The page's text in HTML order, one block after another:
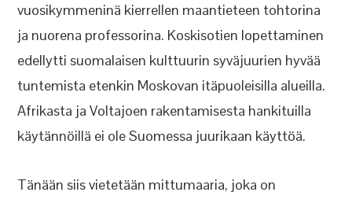
vuosikymmeninä kierrellen maantieteen tohtorina
ja nuorena professorina. Koskisotien lopettaminen
edellytti suomalaisen kulttuurin syväjuurien hyvää
tuntemista etenkin Moskovan itäpuoleisilla alueilla.
Afrikasta ja Voltajoen rakentamisesta hankituilla
käytännöillä ei ole Suomessa juurikaan käyttöä.
Tänään siis vietetään mittumaaria, joka on